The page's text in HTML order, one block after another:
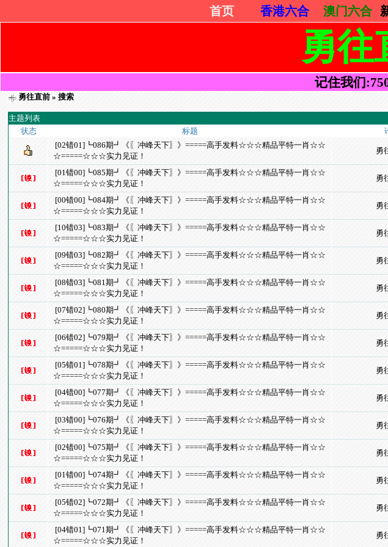
首页 香港六合 澳门六合
勇往
记住我们
勇往直前 » 搜索
主题列表
状态
标题
[02错01]┗086期┛《〖冲峰天下〗》=====高手发料☆☆☆精品平特一肖☆☆
☆=====☆☆☆实力见证！
勇
[01错00]┗085期┛《〖冲峰天下〗》=====高手发料☆☆☆精品平特一肖☆☆
☆=====☆☆☆实力见证！
勇
[00错00]┗084期┛《〖冲峰天下〗》=====高手发料☆☆☆精品平特一肖☆☆
☆=====☆☆☆实力见证！
勇
[10错03]┗083期┛《〖冲峰天下〗》=====高手发料☆☆☆精品平特一肖☆☆
☆=====☆☆☆实力见证！
勇
[09错03]┗082期┛《〖冲峰天下〗》=====高手发料☆☆☆精品平特一肖☆☆
☆=====☆☆☆实力见证！
勇
[08错03]┗081期┛《〖冲峰天下〗》=====高手发料☆☆☆精品平特一肖☆☆
☆=====☆☆☆实力见证！
勇
[07错02]┗080期┛《〖冲峰天下〗》=====高手发料☆☆☆精品平特一肖☆☆
☆=====☆☆☆实力见证！
勇
[06错02]┗079期┛《〖冲峰天下〗》=====高手发料☆☆☆精品平特一肖☆☆
☆=====☆☆☆实力见证！
勇
[05错01]┗078期┛《〖冲峰天下〗》=====高手发料☆☆☆精品平特一肖☆☆
☆=====☆☆☆实力见证！
勇
[04错00]┗077期┛《〖冲峰天下〗》=====高手发料☆☆☆精品平特一肖☆☆
☆=====☆☆☆实力见证！
勇
[03错00]┗076期┛《〖冲峰天下〗》=====高手发料☆☆☆精品平特一肖☆☆
☆=====☆☆☆实力见证！
勇
[02错00]┗075期┛《〖冲峰天下〗》=====高手发料☆☆☆精品平特一肖☆☆
☆=====☆☆☆实力见证！
勇
[01错00]┗074期┛《〖冲峰天下〗》=====高手发料☆☆☆精品平特一肖☆☆
☆=====☆☆☆实力见证！
勇
[05错02]┗072期┛《〖冲峰天下〗》=====高手发料☆☆☆精品平特一肖☆☆
☆=====☆☆☆实力见证！
勇
[04错01]┗071期┛《〖冲峰天下〗》=====高手发料☆☆☆精品平特一肖☆☆
☆=====☆☆☆实力见证！
勇